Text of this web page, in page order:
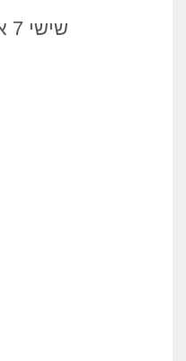
שישי 7 אוגוסט 2026